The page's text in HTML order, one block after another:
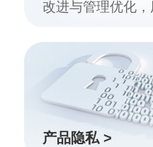
改进与管理优化
产品隐私 >